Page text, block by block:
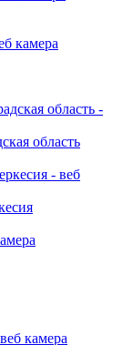
область